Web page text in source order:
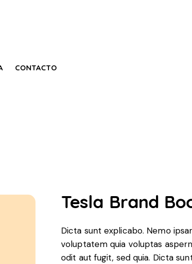
CONTACTO
Tesla Brand
Dicta sunt explicabo. Nemo
voluptatem quia voluptas
odit aut fugit, sed quia. Dicta